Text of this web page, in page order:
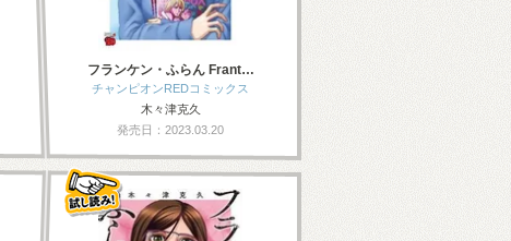
フランケン・ふらん Frant…
チャンピオンREDコミックス
木々津克久
発売日：2023.03.20